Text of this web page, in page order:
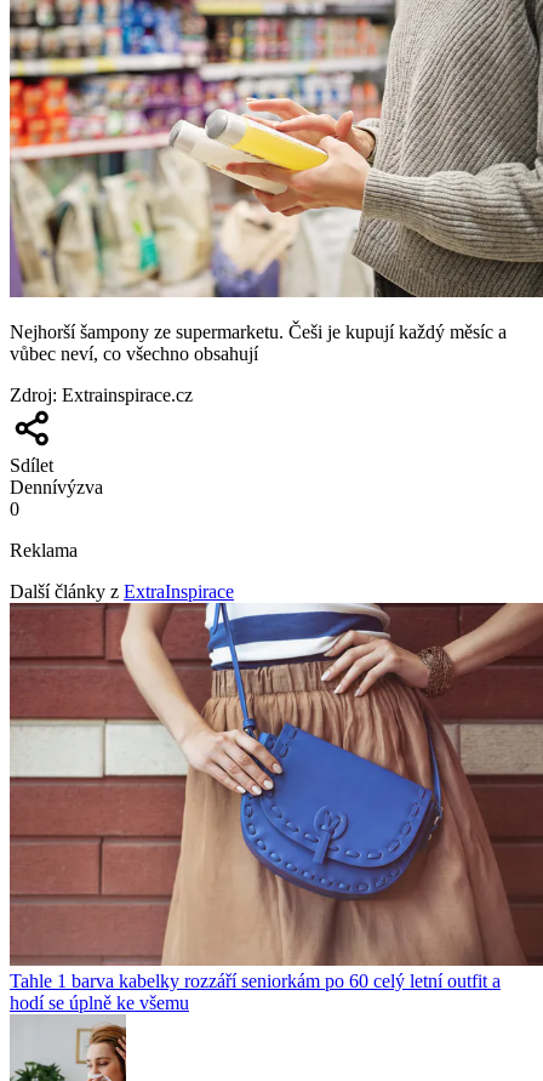
Nejhorší šampony ze supermarketu. Češi je kupují každý měsíc a
vůbec neví, co všechno obsahují
Zdroj: Extrainspirace.cz
Sdílet
Dennívýzva
0
Reklama
Další články z ExtraInspirace
Tahle 1 barva kabelky rozzáří seniorkám po 60 celý letní outfit a
hodí se úplně ke všemu